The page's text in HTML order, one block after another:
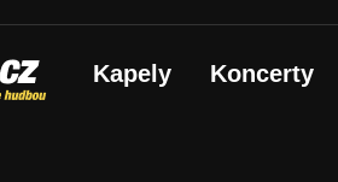
Kapely Koncerty